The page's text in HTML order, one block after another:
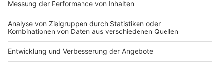
Nutzungsbedingungen
Jobs
Presse
Kontakt
Studio-Hotline
Verkehrs-Hotline